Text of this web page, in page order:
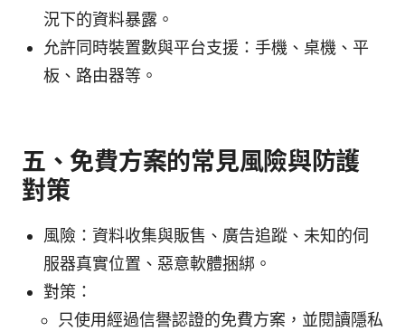
況下的資料暴露。
允許同時裝置數與平台支援：手機、桌機、平
板、路由器等。
五、免費方案的常見風險與防護
對策
風險：資料收集與販售、廣告追蹤、未知的伺
服器真實位置、惡意軟體捆綁。
對策：
只使用經過信譽認證的免費方案，並閱讀隱私